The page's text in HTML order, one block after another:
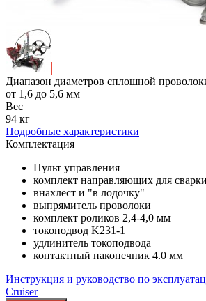
Диапазон диаметров сплошной
от 1,6 до 5,6 мм
Вес
94 кг
Подробные характеристики
Комплектация
Пульт управления
комплект направляющих для
внахлест и "в лодочку"
выпрямитель проволоки
комплект роликов 2,4-4,0 мм
токоподвод K231-1
удлинитель токоподвода
контактный наконечник 4.0 мм
Инструкция и руководство по
Cruiser